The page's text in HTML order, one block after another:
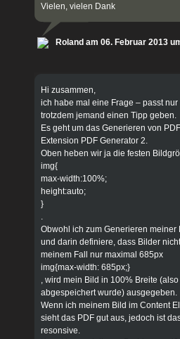
Vielen, vielen Dank
Roland am 06. Februar 2013
Hi zusammen,
ich habe mal eine Frage – passt
trotzdem jemand einen Tipp geben.
Es geht um das Generieren von
Extension PDF Generator 2.
Oben heben wir ja die festen
img{
max-width:100%;
height:auto;
}
Obwohl ich zum Generieren
und darin definiere, dass Bilder
meinem Fall nur maximal 685px
img{max-width: 685px;}
, wird mein Bild in 100% Breite
abgespeichert wurde) ausgegeben.
Wenn ich meinem Bild im Content
sieht das PDF gut aus, jedoch ist
resonsive.